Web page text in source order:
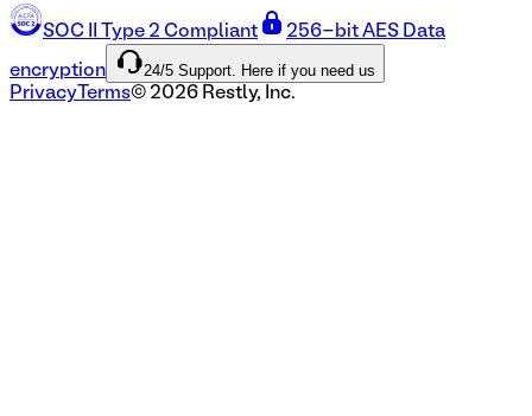
SOC II Type 2 Compliant 256-bit AES Data
encryption 24/5 Support. Here if you need us
Privacy Terms© 2026 Restly, Inc.